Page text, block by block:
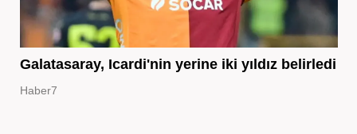
Galatasaray, Icardi'nin yerine iki yıldız belirledi
Haber7